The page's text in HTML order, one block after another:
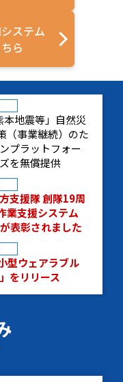
ステム
ら
本地震等」自然災
（事業継続）のた
プラットフォー
を無償提供
支援隊 創隊19周
業支援システム
表彰されました
型ウェアラブル
をリリース